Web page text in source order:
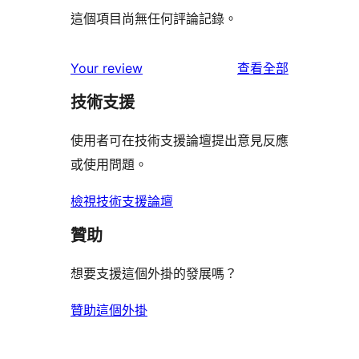
這個項目尚無任何評論記錄。
Your review 查看全部
評
技術支援
使用者可在技術支援論壇提出意見反應
或使用問題。
檢視技術支援論壇
贊助
想要支援這個外掛的發展嗎？
贊助這個外掛